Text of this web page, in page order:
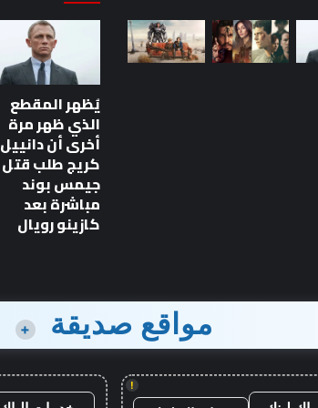
يُظهر المقطع
الذي ظهر مرة
أخرى أن دانييل
كريج طلب قتل
جيمس بوند
مباشرة بعد
كازينو رويال
مواقع صديقة +
!